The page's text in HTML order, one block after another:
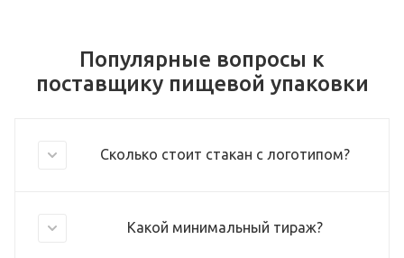
Популярные вопросы к
поставщику пищевой упаковки
Сколько стоит стакан с логотипом?
Какой минимальный тираж?